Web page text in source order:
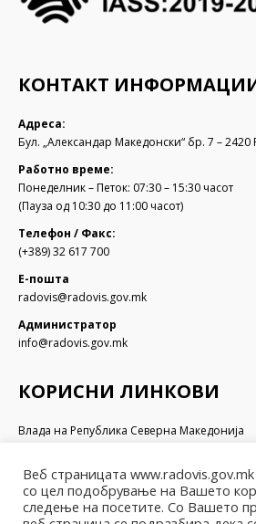
КОНТАКТ
Адреса:
Бул. „Александар Македонски“ бр. 7 –
Работно време:
Понеделник – Петок: 07:30 – 15:30 часот
(Пауза од 10:30 до 11:00 часот)
Телефон / Факс:
(+389) 32 617 700
Е-пошта
radovis@radovis.gov.mk
Администратор
info@radovis.gov.mk
КОРИСНИ ЛИНКОВИ
Влада на Република Северна Македонија
Министерство за финансии
Министерство за транспорт и врски
Министерство за локална самоуправа
Веб страницата
со цел подобрување на Вашето
следење на посетите. Со Вашето